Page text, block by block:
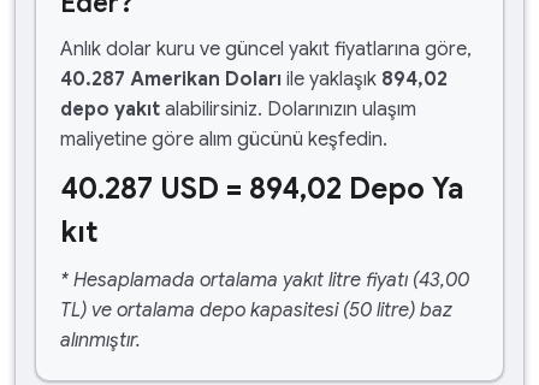
Anlık dolar kuru ve güncel yakıt fiyatlarına göre,
40.287 Amerikan Doları ile yaklaşık 894,02
depo yakıt alabilirsiniz. Dolarınızın ulaşım
maliyetine göre alım gücünü keşfedin.
40.287 USD = 894,02 Depo Ya
kıt
* Hesaplamada ortalama yakıt litre fiyatı (43,00
TL) ve ortalama depo kapasitesi (50 litre) baz
alınmıştır.